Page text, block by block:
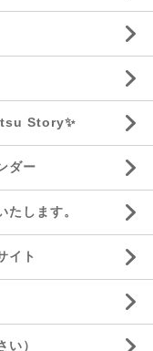
Story✨
ダー
たします。
イト
）